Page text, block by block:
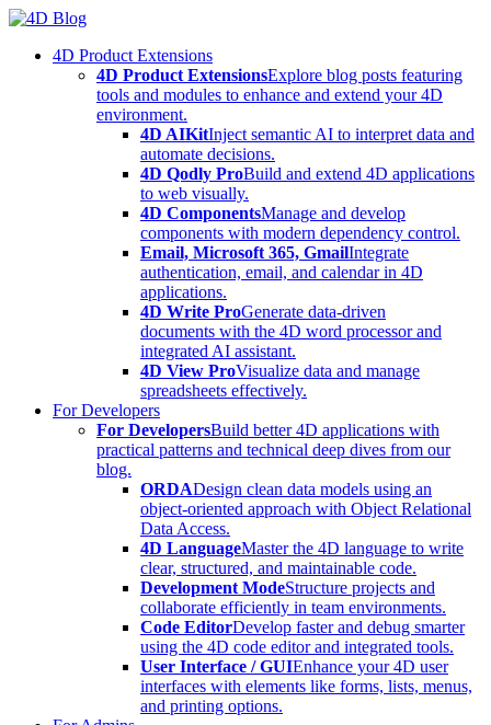
Skip
content4D Product Extensions
4D Product ExtensionsExplore blog posts featuring
tools and modules to enhance and extend your 4D
environment.
4D AIKitInject semantic AI to interpret data and
automate decisions.
4D Qodly ProBuild and extend 4D applications
to web visually.
4D ComponentsManage and develop
components with modern dependency control.
Email, Microsoft 365, GmailIntegrate
authentication, email, and calendar in 4D
applications.
4D Write ProGenerate data-driven
documents with the 4D word processor and
integrated AI assistant.
4D View ProVisualize data and manage
spreadsheets effectively.
For Developers
For DevelopersBuild better 4D applications with
practical patterns and technical deep dives from our
blog.
ORDADesign clean data models using an
object-oriented approach with Object Relational
Data Access.
4D LanguageMaster the 4D language to write
clear, structured, and maintainable code.
Development ModeStructure projects and
collaborate efficiently in team environments.
Code EditorDevelop faster and debug smarter
using the 4D code editor and integrated tools.
User Interface / GUIEnhance your 4D user
interfaces with elements like forms, lists, menus,
and printing options.